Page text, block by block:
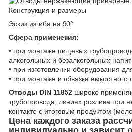
Эскиз изгиба на 90°
Сфера применения:
• при монтаже пищевых
алкогольных и безалкогольных
• при изготовлении оборудования
• при монтаже и обвязке емкостного
Отводы DIN 11852 широко
трубопро­вода, линиях розлива при
контакте с итоговым продуктом
Цена каждого заказа